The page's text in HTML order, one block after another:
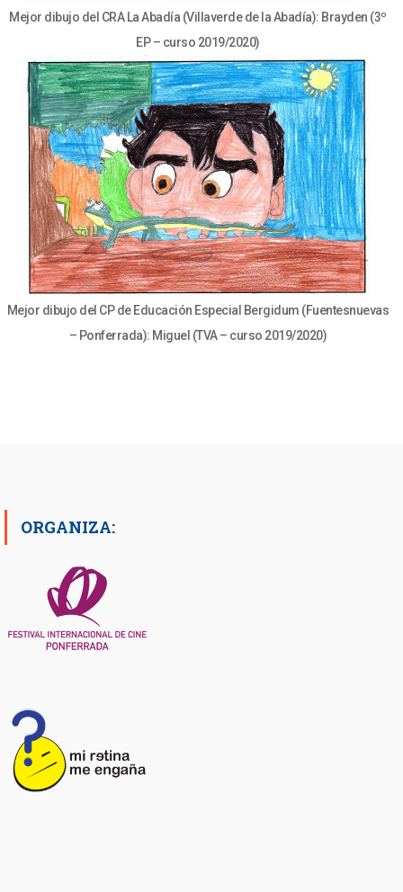
Mejor dibujo del CRA La Abadía (Villaverde de la Abadía): Brayden (3º
EP – curso 2019/2020)
Mejor dibujo del CP de Educación Especial Bergidum (Fuentesnuevas
– Ponferrada): Miguel (TVA – curso 2019/2020)
ORGANIZA: